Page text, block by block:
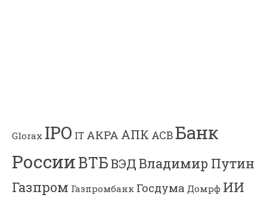
Glorax IPO IT АКРА АПК АСВБанк
РоссииВТБВЭДВладимир Путин
Газпром Газпромбанк Госдума Домрф ИИ